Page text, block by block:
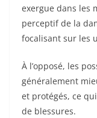
exergue dans les
perceptif de la
focalisant sur les
À l’opposé, les
généralement
et protégés, ce
de blessures.